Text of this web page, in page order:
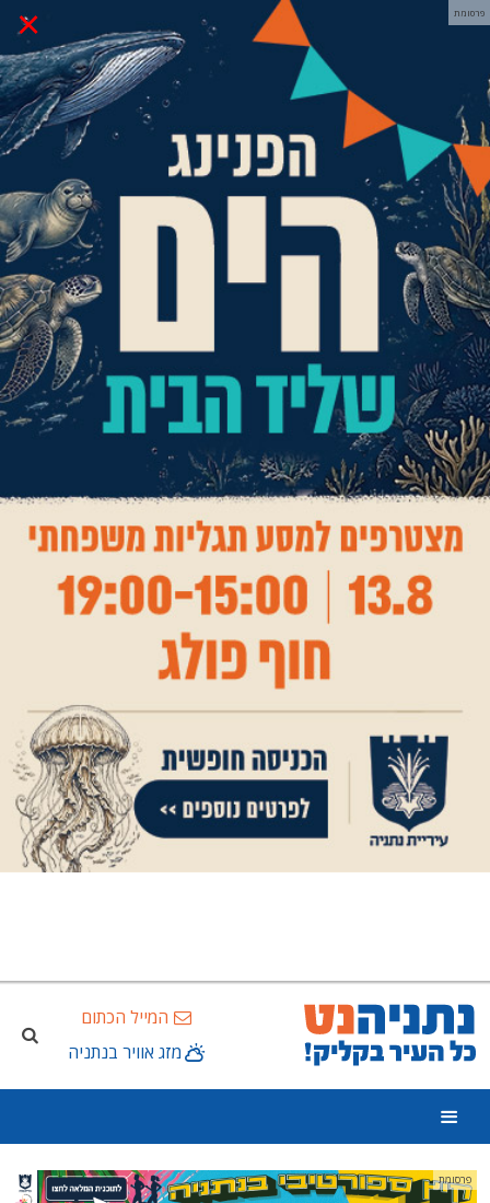
× פרסומת
המייל הכתום
מזג אוויר בנתניה
פרסומת